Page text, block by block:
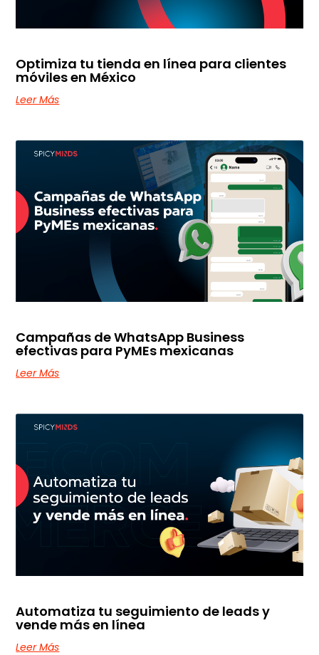
Optimiza tu tienda en línea para clientes
móviles en México
Leer Más
Campañas de WhatsApp Business
efectivas para PyMEs mexicanas
Leer Más
Automatiza tu seguimiento de leads y
vende más en línea
Leer Más